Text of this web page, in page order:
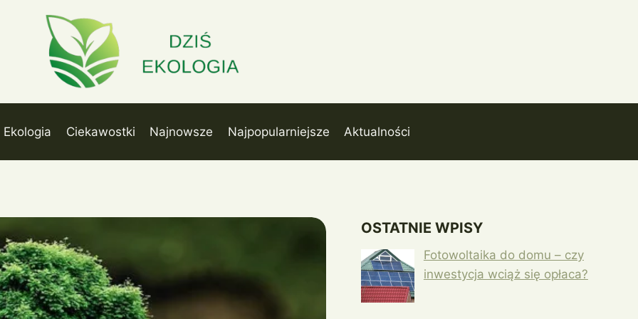
Ekologia Ciekawostki Najnowsze Najpopularniejsze Aktualności
OSTATNIE WPISY
Fotowoltaika do domu – czy
inwestycja wciąż się opłaca?